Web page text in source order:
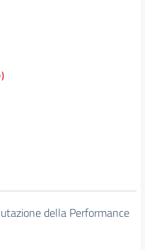
della Performance